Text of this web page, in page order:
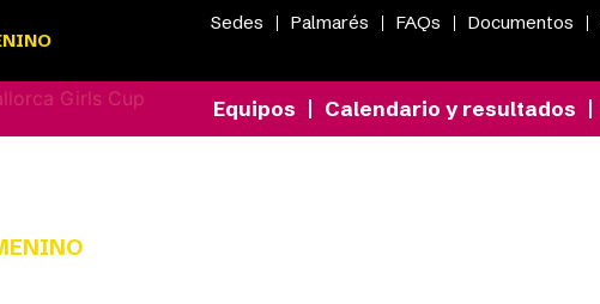
Sedes Palmarés FAQs Documentos
Equipos Calendario y resultados